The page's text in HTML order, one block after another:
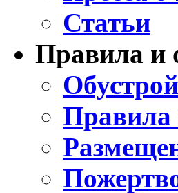
Статьи
Правила и
Правила